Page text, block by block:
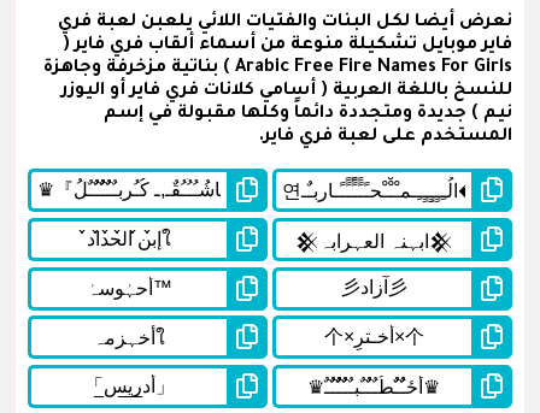
نعرض أيضا لكل البنات والفتيات اللائي يلعبن لعبة فري
فاير موبايل تشكيلة منوعة من أسماء ألقاب فري فاير (
Arabic Free Fire Names For Girls ) بناتية مزخرفة وجاهزة
للنسخ باللغة العربية ( أسامي كلانات فري فاير أو اليوزر
نيم ) جديدة ومتجددة دائماً وكلها مقبولة في إسم
المستخدم على لعبة فري فاير.